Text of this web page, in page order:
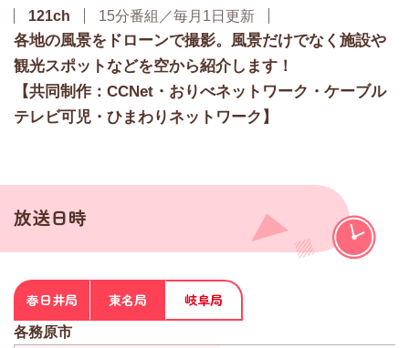
121ch 15分番組／毎月1日更新
各地の風景をドローンで撮影。風景だけでなく施設や
観光スポットなどを空から紹介します！
【共同制作：CCNet・おりべネットワーク・ケーブル
テレビ可児・ひまわりネットワーク】
放送日時
春日井局 東名局 岐阜局
各務原市